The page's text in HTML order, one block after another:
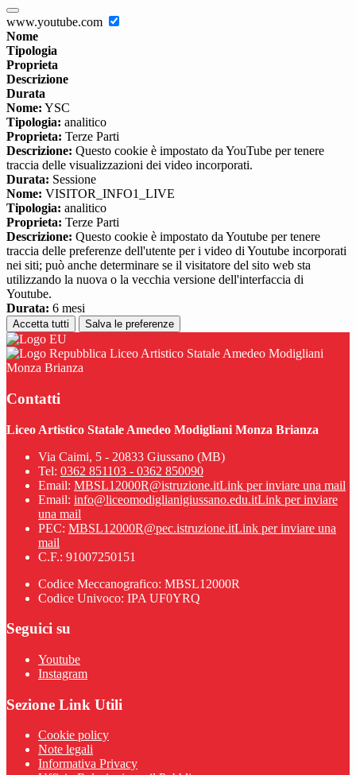
www.youtube.com
Nome
Tipologia
Proprieta
Descrizione
Durata
Nome: YSC
Tipologia: analitico
Proprieta: Terze Parti
Descrizione: Questo cookie è impostato da YouTube per tenere
traccia delle visualizzazioni dei video incorporati.
Durata: Sessione
Nome: VISITOR_INFO1_LIVE
Tipologia: analitico
Proprieta: Terze Parti
Descrizione: Questo cookie è impostato da Youtube per tenere
traccia delle preferenze dell'utente per i video di Youtube incorporati
nei siti; può anche determinare se il visitatore del sito web sta
utilizzando la nuova o la vecchia versione dell'interfaccia di
Youtube.
Durata: 6 mesi
Accetta tutti Salva le preferenze
Liceo Artistico Statale Amedeo Modigliani
Monza Brianza
Contatti
Liceo Artistico Statale Amedeo Modigliani Monza Brianza
Via Caimi, 5 - 20833 Giussano (MB)
Tel: 0362 851103 - 0362 850090
Email: MBSL12000R@istruzione.itLink per inviare una mail
Email: info@liceomodiglianigiussano.edu.itLink per inviare
una mail
PEC: MBSL12000R@pec.istruzione.itLink per inviare una
mail
C.F.: 91007250151
Codice Meccanografico: MBSL12000R
Codice Univoco: IPA UF0YRQ
Seguici su
Youtube
Instagram
Sezione Link Utili
Cookie policy
Note legali
Informativa Privacy